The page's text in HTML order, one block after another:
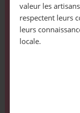
valeur les
respectent leurs
leurs
locale.